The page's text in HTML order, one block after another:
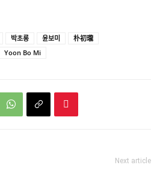
박초롱 윤보미
朴初瓏
Yoon Bo Mi
Next article